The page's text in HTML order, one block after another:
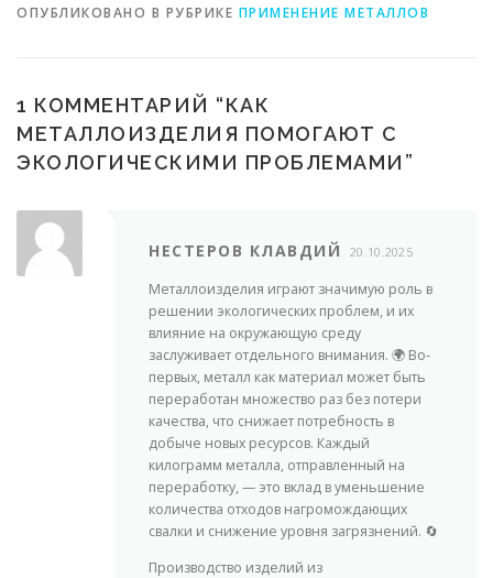
ОПУБЛИКОВАНО В РУБРИКЕ ПРИМЕНЕНИЕ МЕТАЛЛОВ
1 КОММЕНТАРИЙ “КАК
МЕТАЛЛОИЗДЕЛИЯ ПОМОГАЮТ С
ЭКОЛОГИЧЕСКИМИ ПРОБЛЕМАМИ ”
НЕСТЕРОВ КЛАВДИЙ 20.10.2025
Металлоизделия играют значимую роль в
решении экологических проблем, и их
влияние на окружающую среду
заслуживает отдельного внимания. 🌍 Во-
первых, металл как материал может быть
переработан множество раз без потери
качества, что снижает потребность в
добыче новых ресурсов. Каждый
килограмм металла, отправленный на
переработку, — это вклад в уменьшение
количества отходов нагромождающих
свалки и снижение уровня загрязнений. 🔄
Производство изделий из